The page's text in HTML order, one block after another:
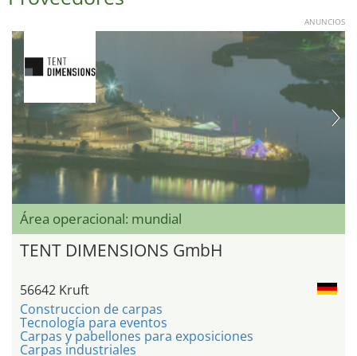
ANUNCIOS
Área operacional: mundial
TENT DIMENSIONS GmbH
56642 Kruft
Construccion de carpas
Tecnología para eventos
Carpas y pabellones para exposiciones
Carpas industriales